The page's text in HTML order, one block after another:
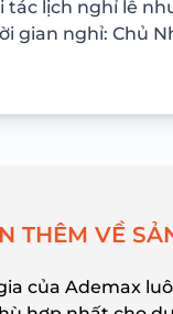
lịch nghỉ lễ như sau:
N THÊM VỀ SẢ
của Ademax